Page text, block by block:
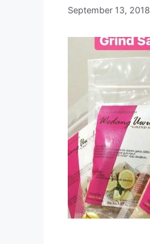
September 13, 2018